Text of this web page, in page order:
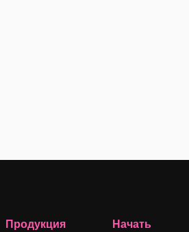
Продукция Начать